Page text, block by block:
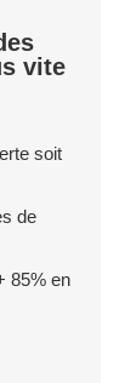
vite
soit
de
85% en